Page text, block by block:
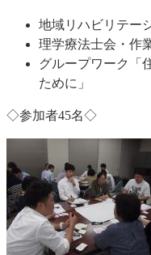
地域リハビリテー
理学療法士会・作
グループワーク「
ために」
◇参加者45名◇